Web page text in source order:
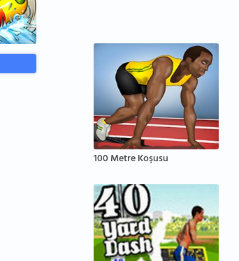
100 Metre Koşusu